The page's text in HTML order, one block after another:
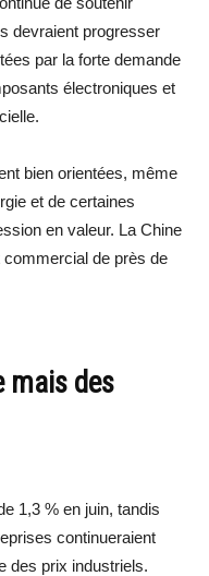
devraient progresser
par la forte demande
électroniques et
bien orientées, même
et de certaines
en valeur. La Chine
de près de
mais des
1,3 % en juin, tandis
continueraient
des prix industriels.